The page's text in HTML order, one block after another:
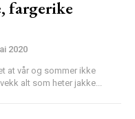
fargerike
2020
alt som heter jakke...